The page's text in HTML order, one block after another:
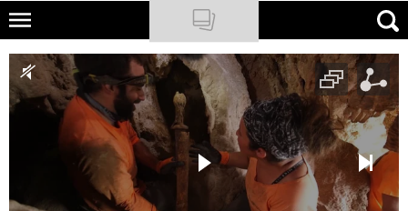
Skip
main
content
NATIONAL GEOGRAPHIC
TRAVELER
PODCASTY